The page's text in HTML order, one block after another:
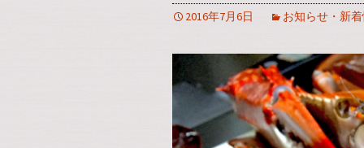
2016年7月6日 お知らせ・新